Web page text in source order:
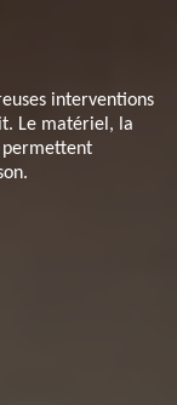
interventions
Le matériel, la
permettent